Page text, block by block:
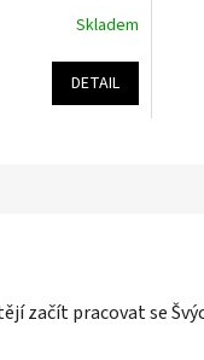
Skladem
DETAIL
začít pracovat se